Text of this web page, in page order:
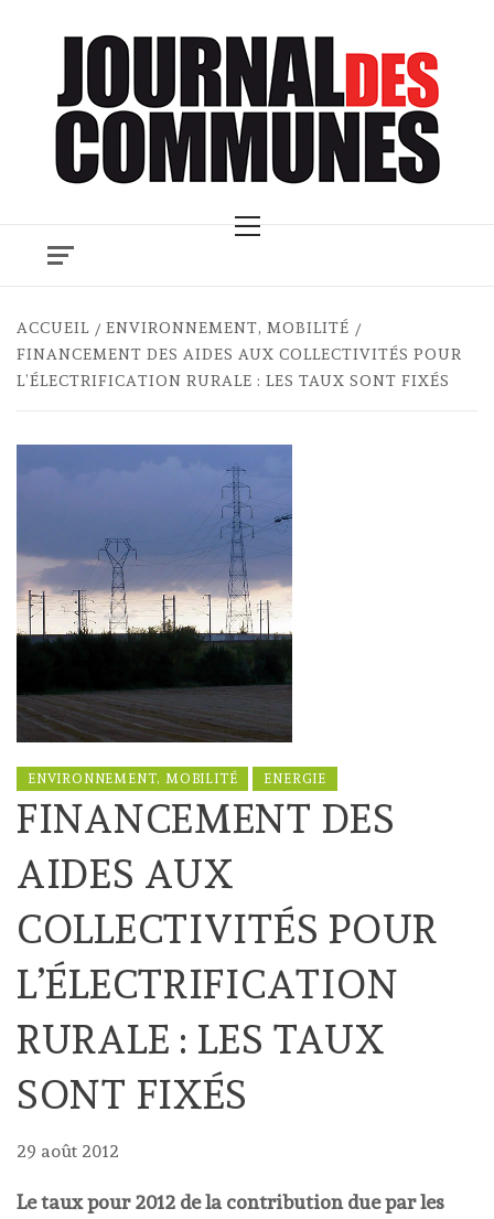
Menu
ACCUEIL
ENVIRONNEMENT, MOBILITÉ
FINANCEMENT DES AIDES AUX COLLECTIVITÉS POUR
L’ÉLECTRIFICATION RURALE : LES TAUX SONT FIXÉS
ENVIRONNEMENT, MOBILITÉ ENERGIE
FINANCEMENT DES
AIDES AUX
COLLECTIVITÉS POUR
L’ÉLECTRIFICATION
RURALE : LES TAUX
SONT FIXÉS
29 août 2012
Le taux pour 2012 de la contribution due par les